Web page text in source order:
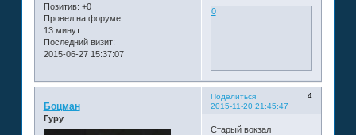
Позитив: +0
Провел на форуме:
13 минут
Последний визит:
2015-06-27 15:37:07
0
Поделиться
4
2015-11-20 21:45:47
Боцман
Гуру
Старый вокзал